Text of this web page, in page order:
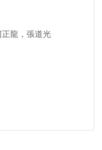
龍，張道光